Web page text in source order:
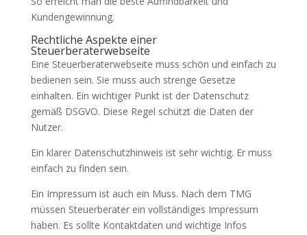
Kundengewinnung.
Rechtliche Aspekte einer
Steuerberaterwebseite
Eine Steuerberaterwebseite muss schön und einfach zu
bedienen sein. Sie muss auch strenge Gesetze
einhalten. Ein wichtiger Punkt ist der Datenschutz
gemäß DSGVO. Diese Regel schützt die Daten der
Nutzer.
Ein klarer Datenschutzhinweis ist sehr wichtig. Er muss
einfach zu finden sein.
Ein Impressum ist auch ein Muss. Nach dem TMG
müssen Steuerberater ein vollständiges Impressum
haben. Es sollte Kontaktdaten und wichtige Infos